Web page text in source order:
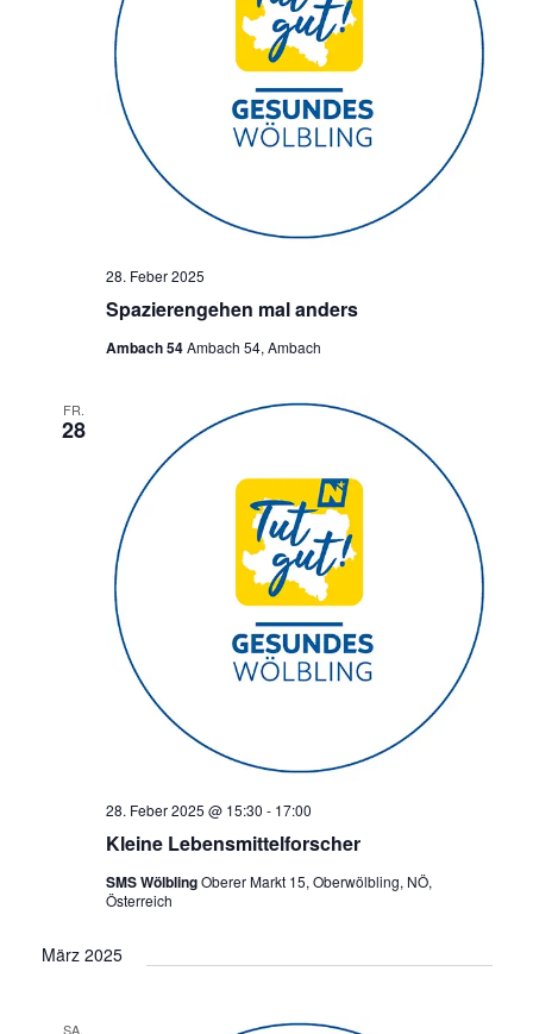
Spazierengehen mal anders
28. Feber 2025
Ambach 54Ambach 54, Ambach
FR.
28
Kleine Lebensmittelforscher
28. Feber 2025 @ 15:30 - 17:00
SMS WölblingOberer Markt 15, Oberwölbling, NÖ,
Österreich
März 2025
SA.